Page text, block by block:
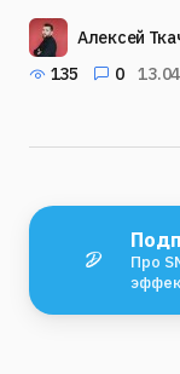
Алексей
135
0
Про